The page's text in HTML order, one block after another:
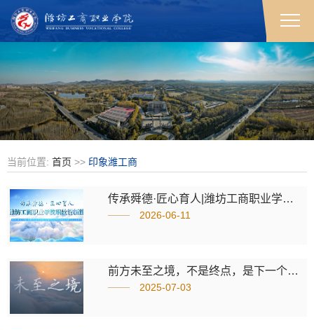
当前位置: 首页 >> 印象潍工商
传承舜德·匠心育人|潍坊工商职业学院发布新版宣传片
2026-06-11
前方未至之境，不是终点，是下一个起点
2025-07-03